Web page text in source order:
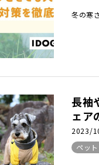
冬の寒
長袖
ェア
2023/
ペッ